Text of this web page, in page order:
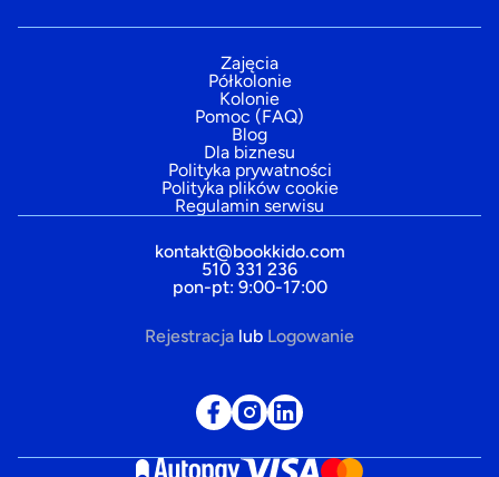
Zajęcia
Półkolonie
Kolonie
Pomoc (FAQ)
Blog
Dla biznesu
Polityka prywatności
Polityka plików cookie
Regulamin serwisu
kontakt@bookkido.com
510 331 236
pon-pt: 9:00-17:00
Rejestracja lub Logowanie